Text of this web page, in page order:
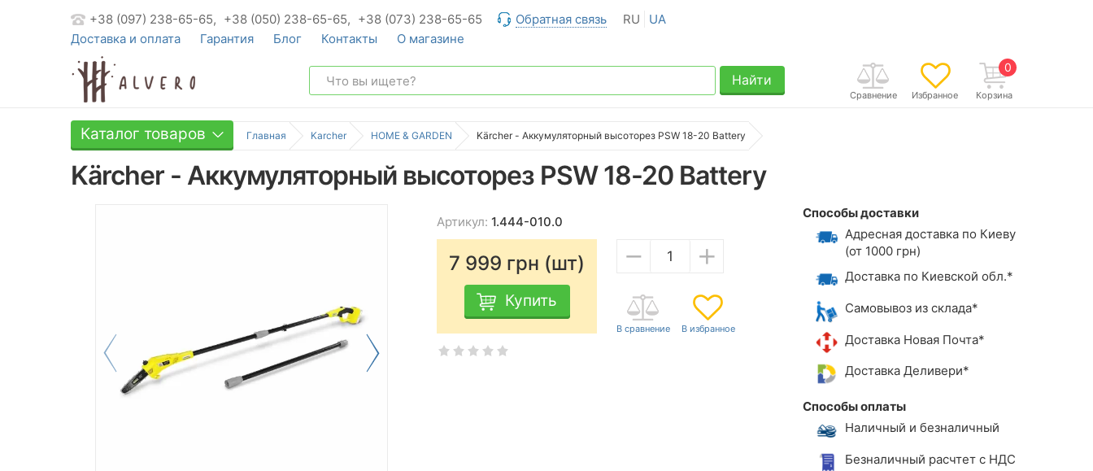
+38 (097) 238-65-65, +38 (050) 238-65-65, +38 (073) 238-65-65 Обратная связь RU
UA
Доставка и оплата
Гарантия Блог Контакты О магазине
0
Корзина
Избранное
Сравнение
Найти
Каталог товаров Главная Karcher HOME & GARDEN Kärcher - Аккумуляторный высоторез PSW 18-20 Battery
Kärcher - Аккумуляторный высоторез PSW 18-20 Battery
Артикул: 1.444-010.0
7 999 грн (шт)
Купить
− +
Способы доставки
Адресная доставка по Киеву
(от 1000 грн)
Доставка по Киевской обл.*
Самовывоз из склада*
Доставка Новая Почта*
Доставка Деливери*
Способы оплаты
Наличный и безналичный
Безналичный расчтет с НДС